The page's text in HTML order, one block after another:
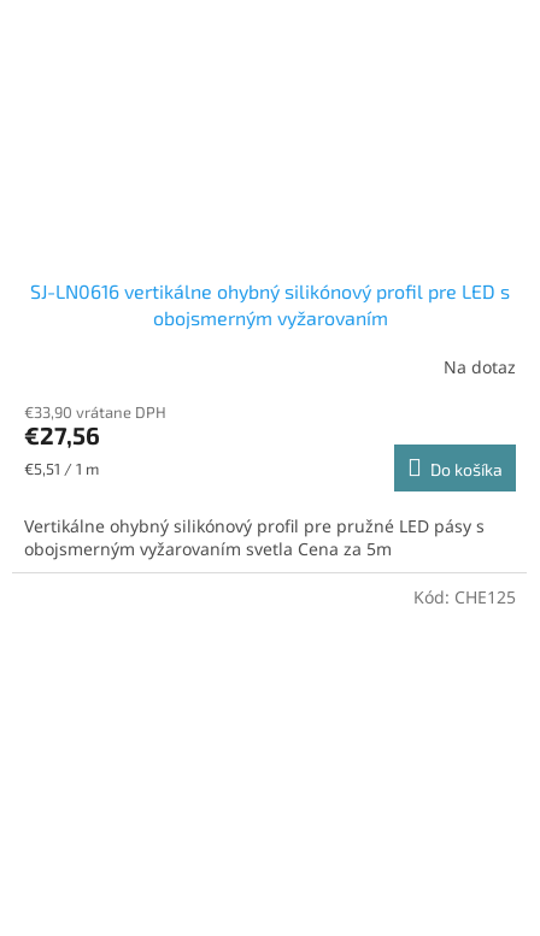
SJ-LN0616 vertikálne ohybný silikónový profil pre LED s
obojsmerným vyžarovaním
Na dotaz
€33,90 vrátane DPH
€27,56
Jednotková
€5,51 / 1 m Do košíka
Vertikálne ohybný silikónový profil pre pružné LED pásy s
obojsmerným vyžarovaním svetla Cena za 5m
Kód: CHE125